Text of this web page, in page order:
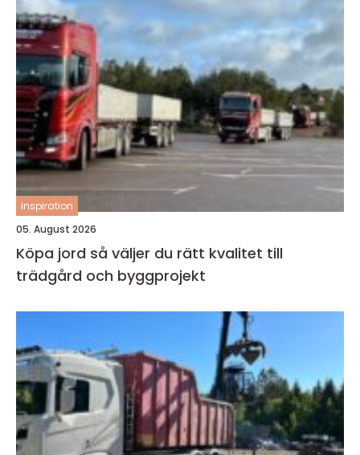
inspiration
05. August 2026
Köpa jord så väljer du rätt kvalitet till
trädgård och byggprojekt